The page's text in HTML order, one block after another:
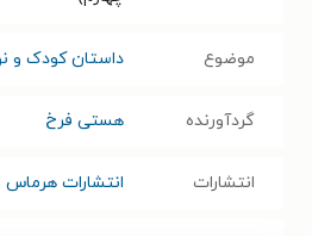
موضوع داستان کودک و
گردآورنده هستی فرخ
انتشارات انتشارات هرماس